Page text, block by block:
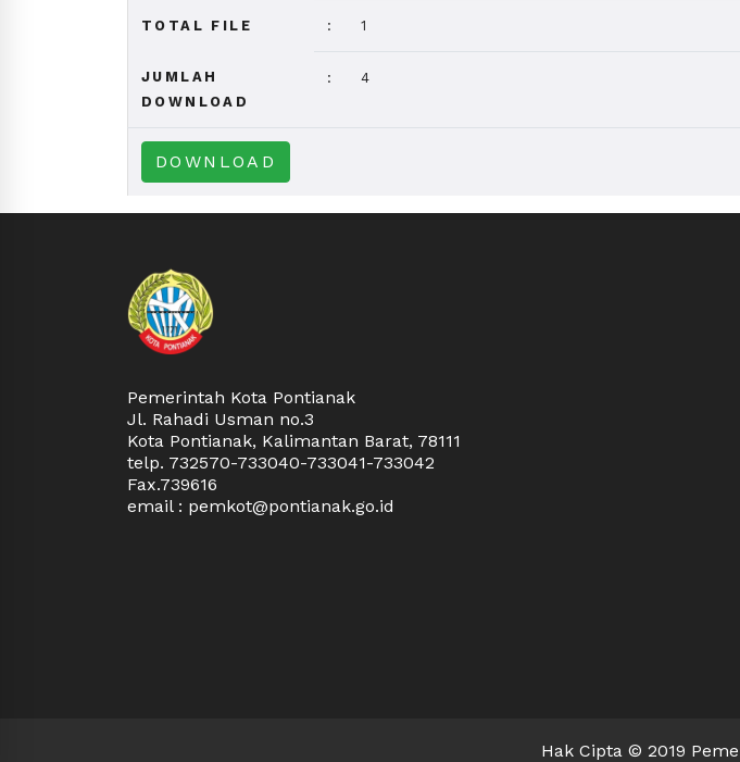
TOTAL FILE : 1
JUMLAH
DOWNLOAD
: 4
DOWNLOAD
Pemerintah Kota Pontianak
Jl. Rahadi Usman no.3
Kota Pontianak, Kalimantan Barat, 78111
telp. 732570-733040-733041-733042
Fax.739616
email : pemkot@pontianak.go.id
Hak Cipta © 2019